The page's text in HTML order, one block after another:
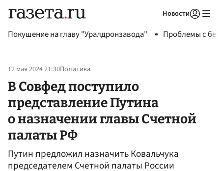
Новости
Покушение на главу "Уралдронзавода" Проблемы с
12 мая 2024 21:30Политика
В Совфед поступило
представление Путина
о назначении главы Счетной
палаты РФ
Путин предложил назначить Ковальчука
председателем Счетной палаты России